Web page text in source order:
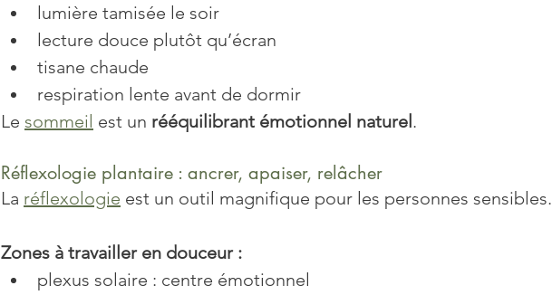
lumière tamisée le soir
lecture douce plutôt qu’écran
tisane chaude
respiration lente avant de dormir
Le sommeil est un rééquilibrant émotionnel naturel.
Réflexologie plantaire : ancrer, apaiser, relâcher
La réflexologie est un outil magnifique pour les personnes sensibles.
Zones à travailler en douceur :
plexus solaire : centre émotionnel